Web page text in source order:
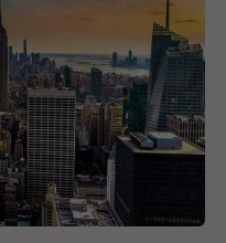
高いモチベーションを
体系をとっていま
後には功労金として
ます！